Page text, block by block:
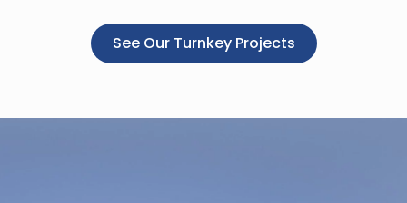
See Our Turnkey Projects